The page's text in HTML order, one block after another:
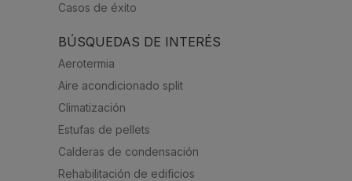
Casos de éxito
BÚSQUEDAS DE INTERÉS
Aerotermia
Aire acondicionado split
Climatización
Estufas de pellets
Calderas de condensación
Rehabilitación de edificios